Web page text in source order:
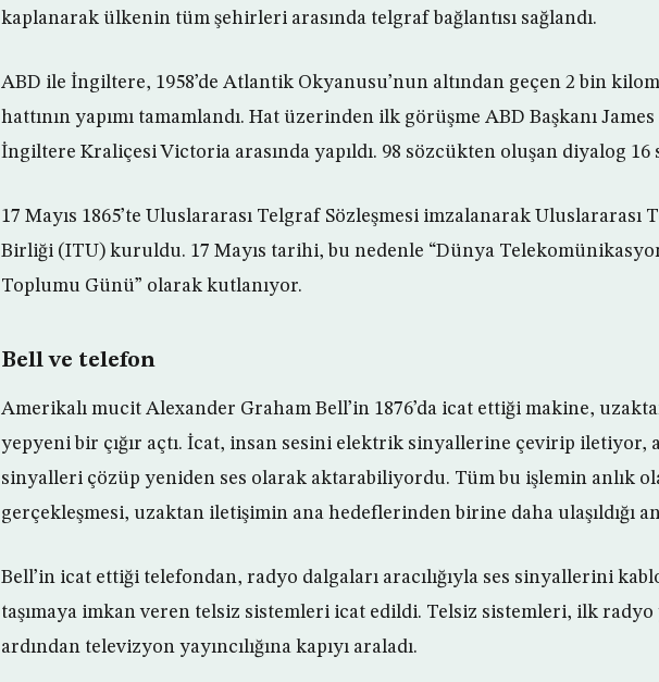
kaplanarak ülkenin tüm şehirleri arasında telgraf bağlantısı sağlandı.
ABD ile İngiltere, 1958’de Atlantik Okyanusu’nun altından geçen 2 bin
hattının yapımı tamamlandı. Hat üzerinden ilk görüşme ABD Başkanı
İngiltere Kraliçesi Victoria arasında yapıldı. 98 sözcükten oluşan diyalog 16
17 Mayıs 1865’te Uluslararası Telgraf Sözleşmesi imzalanarak Uluslararası
Birliği (ITU) kuruldu. 17 Mayıs tarihi, bu nedenle “Dünya
Toplumu Günü” olarak kutlanıyor.
Bell ve telefon
Amerikalı mucit Alexander Graham Bell’in 1876’da icat ettiği makine,
yepyeni bir çığır açtı. İcat, insan sesini elektrik sinyallerine çevirip iletiyor,
sinyalleri çözüp yeniden ses olarak aktarabiliyordu. Tüm bu işlemin anlık
gerçekleşmesi, uzaktan iletişimin ana hedeflerinden birine daha ulaşıldığı
Bell’in icat ettiği telefondan, radyo dalgaları aracılığıyla ses sinyallerini
taşımaya imkan veren telsiz sistemleri icat edildi. Telsiz sistemleri, ilk radyo
ardından televizyon yayıncılığına kapıyı araladı.